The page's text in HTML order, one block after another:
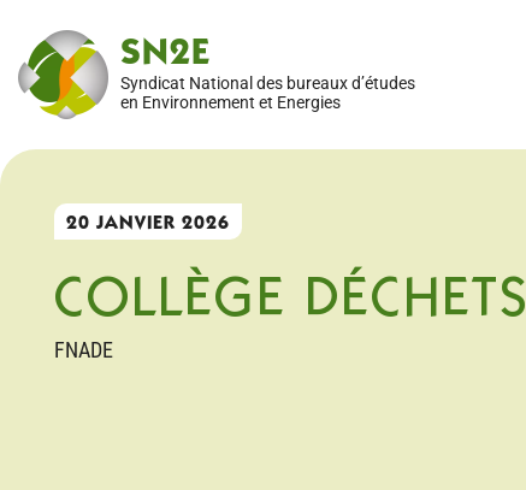
SN2E
Syndicat National des bureaux d’études
en Environnement et Energies
20 JANVIER 2026
COLLÈGE DÉCHETS
FNADE